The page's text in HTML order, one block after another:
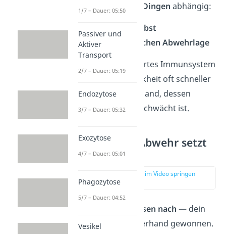
ist dabei vonzwei Dingen abhängig:
→ vom Erreger selbst
→ deiner persönlichen Abwehrlage
Wer ein gut trainiertes Immunsystem
hat, kann die Krankheit oft schneller
bekämpfen als jemand, dessen
Körper gerade geschwächt ist.
Gesundung: Abwehr setzt
sich durch
zur Stelle im Video springen
(01:36)
Symptome lassen nach — dein
Körper hat die Oberhand gewonnen.
1/7 – Dauer: 05:50
Passiver und
Aktiver
Transport
2/7 – Dauer: 05:19
Endozytose
3/7 – Dauer: 05:32
Exozytose
4/7 – Dauer: 05:01
Phagozytose
5/7 – Dauer: 04:52
Vesikel